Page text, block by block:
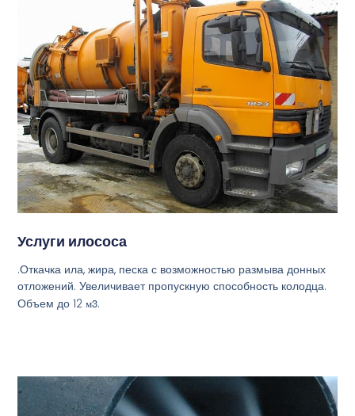
Услуги илососа
.Откачка ила, жира, песка с возможностью размыва донных
отложений. Увеличивает пропускную способность колодца.
Объем до 12м3.